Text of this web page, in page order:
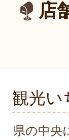
店
観光い
県の中央